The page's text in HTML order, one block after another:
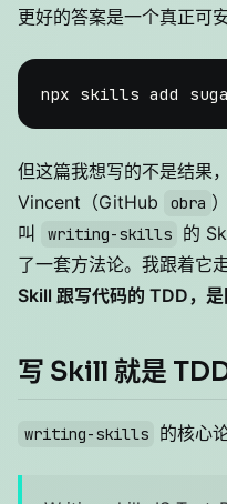
更好的答案是一个真正可
但这篇我想写的不是结果
Vincent（GitHub
obra
叫
writing-skills
的
了一套方法论。我跟着它
Skill 跟写代码的 TDD，是
写 Skill 就是
writing-skills 的核心